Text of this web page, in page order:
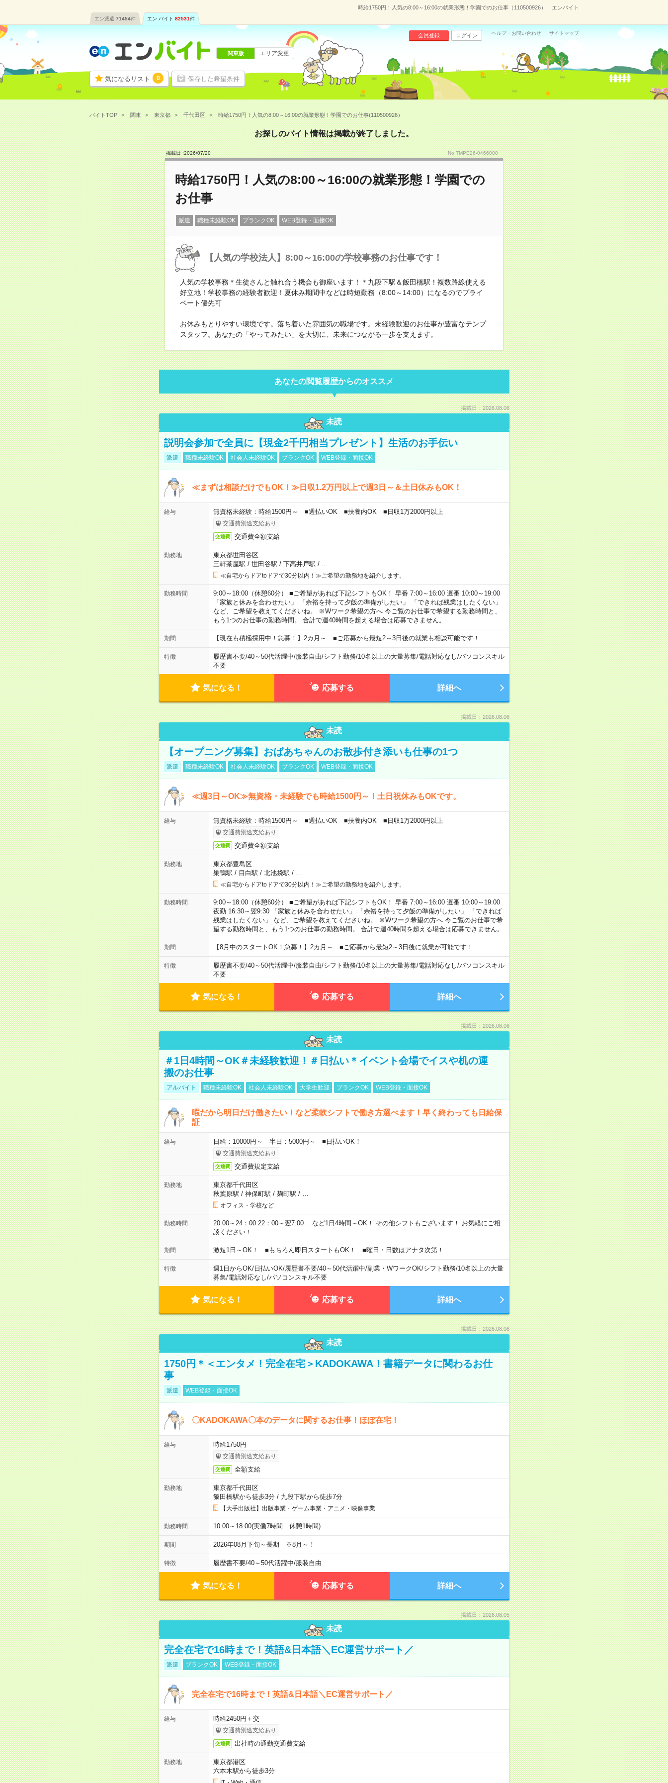
時給1750円！人気の8:00～16:00の就業形態！学園でのお仕事（110500926）｜エンバイト
エン派遣 71454件 エン バイト 82531件
気になるリスト 0 保存した希望条件
会員登録 ログイン ヘルプ・お問い合わせ サイトマップ
関東版 エリア変更
バイトTOP 関東 東京都 千代田区 時給1750円！人気の8:00～16:00の就業形態！学園でのお仕事(110500926）
お探しのバイト情報は掲載が終了しました。
掲載日 :2026/07/20 No.TMPE26-0466000
時給1750円！人気の8:00～16:00の就業形態！学園での
お仕事
派遣 職種未経験OK ブランクOK WEB登録・面接OK
【人気の学校法人】8:00～16:00の学校事務のお仕事です！
人気の学校事務＊生徒さんと触れ合う機会も御座います！＊九段下駅＆飯田橋駅！複数路線使える
好立地！学校事務の経験者歓迎！夏休み期間中などは時短勤務（8:00～14:00）になるのでプライ
ベート優先可
お休みもとりやすい環境です。落ち着いた雰囲気の職場です。未経験歓迎のお仕事が豊富なテンプ
スタッフ。あなたの「やってみたい」を大切に、未来につながる一歩を支えます。
あなたの閲覧履歴からのオススメ
掲載日：2026.08.06
未読
説明会参加で全員に【現金2千円相当プレゼント】生活のお手伝い
派遣 職種未経験OK 社会人未経験OK ブランクOK WEB登録・面接OK
≪まずは相談だけでもOK！≫日収1.2万円以上で週3日～＆土日休みもOK！
給与 無資格未経験：時給1500円～ ■週払いOK ■扶養内OK ■日収1万2000円以上
交通費別途支給あり
交通費 交通費全額支給
勤務地
東京都世田谷区
三軒茶屋駅 / 世田谷駅 / 下高井戸駅 /
≪自宅からドアtoドアで30分以内！≫ご希望の勤務地を紹介します。
勤務時間
9:00～18:00（休憩60分） ■ご希望があれば下記シフトもOK！ 早番 7:00～16:00 遅番 10:00～19:00
「家族と休みを合わせたい」 「余裕を持って夕飯の準備がしたい」 「できれば残業はしたくない」
など、ご希望を教えてくださいね。 ※Wワーク希望の方へ 今ご覧のお仕事で希望する勤務時間と、
もう1つのお仕事の勤務時間。 合計で週40時間を超える場合は応募できません。
期間 【現在も積極採用中！急募！】2カ月～ ■ご応募から最短2～3日後の就業も相談可能です！
特徴 履歴書不要/40～50代活躍中/服装自由/シフト勤務/10名以上の大量募集/電話対応なし/パソコンスキル
不要
気になる！ 応募する 詳細へ
掲載日：2026.08.06
未読
【オープニング募集】おばあちゃんのお散歩付き添いも仕事の1つ
派遣 職種未経験OK 社会人未経験OK ブランクOK WEB登録・面接OK
≪週3日～OK≫無資格・未経験でも時給1500円～！土日祝休みもOKです。
給与 無資格未経験：時給1500円～ ■週払いOK ■扶養内OK ■日収1万2000円以上
交通費別途支給あり
交通費 交通費全額支給
勤務地
東京都豊島区
巣鴨駅 / 目白駅 / 北池袋駅 /
≪自宅からドアtoドアで30分以内！≫ご希望の勤務地を紹介します。
勤務時間
9:00～18:00（休憩60分） ■ご希望があれば下記シフトもOK！ 早番 7:00～16:00 遅番 10:00～19:00
夜勤 16:30～翌9:30 「家族と休みを合わせたい」 「余裕を持って夕飯の準備がしたい」 「できれば
残業はしたくない」 など、ご希望を教えてくださいね。 ※Wワーク希望の方へ 今ご覧のお仕事で希
望する勤務時間と、もう1つのお仕事の勤務時間。 合計で週40時間を超える場合は応募できません。
期間 【8月中のスタートOK！急募！】2カ月～ ■ご応募から最短2～3日後に就業が可能です！
特徴 履歴書不要/40～50代活躍中/服装自由/シフト勤務/10名以上の大量募集/電話対応なし/パソコンスキル
不要
気になる！ 応募する 詳細へ
掲載日：2026.08.06
未読
＃1日4時間～OK＃未経験歓迎！＃日払い＊イベント会場でイスや机の運
搬のお仕事
アルバイト 職種未経験OK 社会人未経験OK 大学生歓迎 ブランクOK WEB登録・面接OK
暇だから明日だけ働きたい！など柔軟シフトで働き方選べます！早く終わっても日給保
証
給与 日給：10000円～ 半日：5000円～ ■日払いOK！
交通費別途支給あり
交通費 交通費規定支給
勤務地
東京都千代田区
秋葉原駅 / 神保町駅 / 麹町駅 /
オフィス・学校など
勤務時間
20:00～24：00 22：00～翌7:00 …など1日4時間～OK！ その他シフトもございます！ お気軽にご相
談ください！
期間 激短1日～OK！ ■もちろん即日スタートもOK！ ■曜日・日数はアナタ次第！
特徴 週1日からOK/日払いOK/履歴書不要/40～50代活躍中/副業・WワークOK/シフト勤務/10名以上の大量
募集/電話対応なし/パソコンスキル不要
気になる！ 応募する 詳細へ
掲載日：2026.08.06
未読
1750円＊＜エンタメ！完全在宅＞KADOKAWA！書籍データに関わるお仕
事
派遣 WEB登録・面接OK
〇KADOKAWA〇本のデータに関するお仕事！ほぼ在宅！
給与 時給1750円
交通費別途支給あり
交通費 全額支給
勤務地
東京都千代田区
飯田橋駅から徒歩3分/ 九段下駅から徒歩7分
【大手出版社】出版事業・ゲーム事業・アニメ・映像事業
勤務時間 10:00～18:00(実働7時間 休憩1時間)
期間 2026年08月下旬～長期 ※8月～！
特徴 履歴書不要/40～50代活躍中/服装自由
気になる！ 応募する 詳細へ
掲載日：2026.08.05
未読
完全在宅で16時まで！英語&日本語＼EC運営サポート／
派遣 ブランクOK WEB登録・面接OK
完全在宅で16時まで！英語&日本語＼EC運営サポート／
給与 時給2450円＋交
交通費別途支給あり
交通費 出社時の通勤交通費支給
勤務地
東京都港区
六本木駅から徒歩3分